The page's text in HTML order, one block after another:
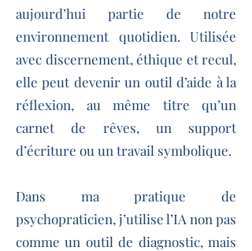
aujourd’hui partie de notre
environnement quotidien. Utilisée
avec discernement, éthique et recul,
elle peut devenir un outil d’aide à la
réflexion, au même titre qu’un
carnet de rêves, un support
d’écriture ou un travail symbolique.
Dans ma pratique de
psychopraticien, j’utilise l’IA non pas
comme un outil de diagnostic, mais